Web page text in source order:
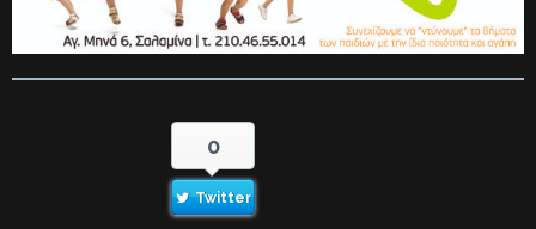
0
Twitter